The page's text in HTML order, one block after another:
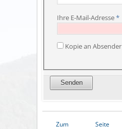
Ihre E-Mail-Adresse*
Kopie an Absender
Zum
Seite